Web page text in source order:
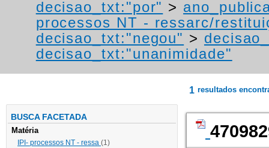
decisao_txt:"por" >
processos NT - ressarc/
decisao_txt:"negou" >
decisao_txt:"unanimidade"
BUSCA FACETADA
Matéria
IPI- processos NT - ressa (1)
1 resultados